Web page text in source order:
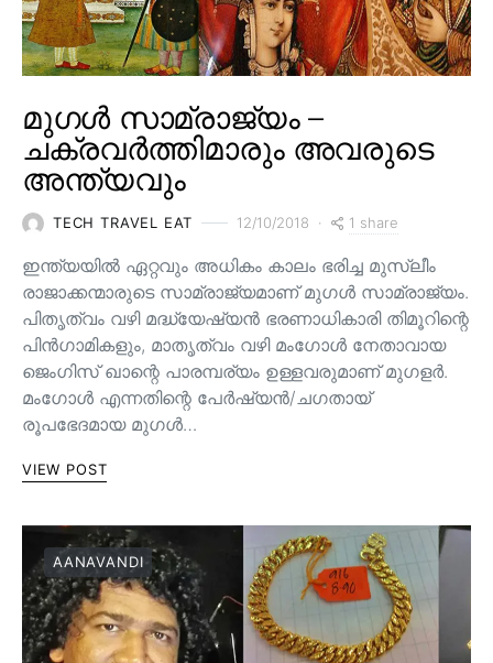
മുഗൾ സാമ്രാജ്യം –
ചക്രവർത്തിമാരും അവരുടെ
അന്ത്യവും
TECH TRAVEL EAT 12/10/2018 1 share
ഇന്ത്യയിൽ ഏറ്റവും അധികം കാലം ഭരിച്ച മുസ്ലീം
രാജാക്കന്മാരുടെ സാമ്രാജ്യമാണ് മുഗൾ സാമ്രാജ്യം.
പിതൃത്വം വഴി മദ്ധ്യേഷ്യൻ ഭരണാധികാരി തിമൂറിന്റെ
പിൻ‌ഗാമികളും, മാതൃത്വം വഴി മംഗോൾ നേതാവായ
ജെംഗിസ് ഖാന്റെ പാരമ്പര്യം ഉള്ളവരുമാണ്‌ മുഗളർ.
മംഗോൾ എന്നതിന്റെ പേർഷ്യൻ/ചഗതായ്
രൂപഭേദമായ മുഗൾ…
VIEW POST
AANAVANDI